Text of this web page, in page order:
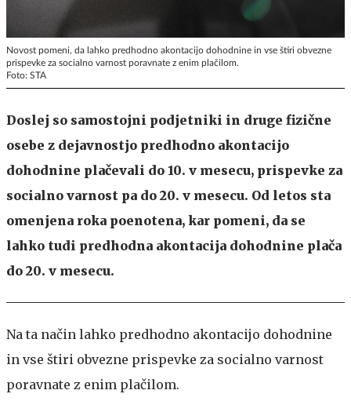
Novost pomeni, da lahko predhodno akontacijo dohodnine in vse štiri obvezne
prispevke za socialno varnost poravnate z enim plačilom.
Foto: STA
Doslej so samostojni podjetniki in druge fizične
osebe z dejavnostjo predhodno akontacijo
dohodnine plačevali do 10. v mesecu, prispevke za
socialno varnost pa do 20. v mesecu. Od letos sta
omenjena roka poenotena, kar pomeni, da se
lahko tudi predhodna akontacija dohodnine plača
do 20. v mesecu.
Na ta način lahko predhodno akontacijo dohodnine
in vse štiri obvezne prispevke za socialno varnost
poravnate z enim plačilom.